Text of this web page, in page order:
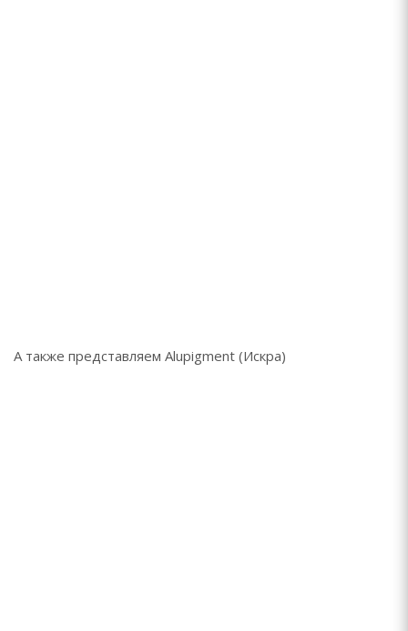
А также представляем Alupigment (Искра)